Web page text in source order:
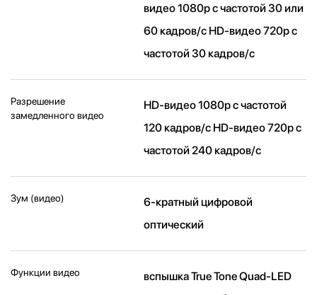
видео 1080p с частотой 30 или
60 кадров/ с HD-видео 720p с
частотой 30 кадров/ с
Разрешение
замедленного видео
HD-видео 1080р c частотой
120 кадров/ с HD-видео 720р c
частотой 240 кадров/ с
Зум (видео)
6-кратный цифровой
оптический
Функции видео
вспышка True Tone Quad-LED